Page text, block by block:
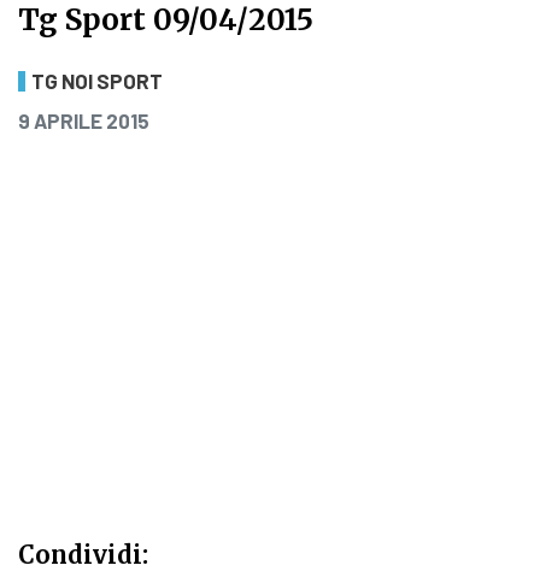
Tg Sport 09/04/2015
Tg Sport 09/04/2015
TG NOI SPORT
PUBBLICATO IL
9 APRILE 2015
Condividi: